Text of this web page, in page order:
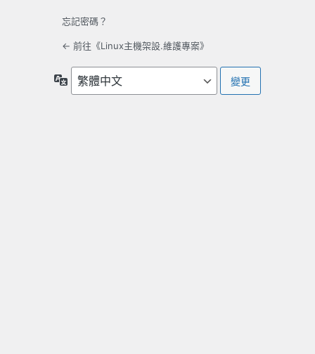
忘記密碼？
← 前往《Linux主機架設.維護專案》
言